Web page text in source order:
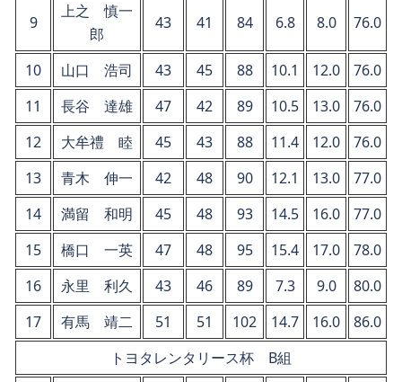
9
上之 慎一
郎
43 41 84 6.8 8.0 76.0
10 山口 浩司 43 45 88 10.1 12.0
76.0
11
長谷 達雄 47 42 89 10.5 13.0
76.0
12
大牟禮 睦 45 43 88 11.4 12.0
76.0
13
青木 伸一 42 48 90 12.1 13.0
77.0
14
満留 和明 45 48 93 14.5 16.0
77.0
15
橋口 一英 47 48 95 15.4 17.0
78.0
16
永里 利久 43 46 89 7.3 9.0
80.0
17
有馬 靖二 51 51 102 14.7 16.0
86.0
トヨタレンタリース杯 B組